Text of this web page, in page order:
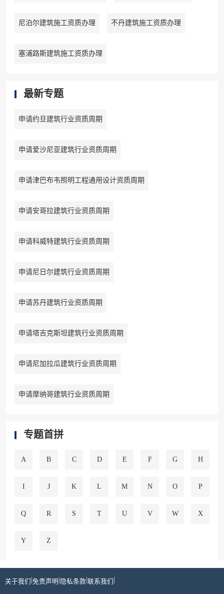
尼泊尔建筑施工资质办理 不丹建筑施工资质办理
塞浦路斯建筑施工资质办理
最新专题
申请约旦建筑行业资质周期
申请爱沙尼亚建筑行业资质周期
申请津巴布韦照明工程通用设计资质周期
申请安哥拉建筑行业资质周期
申请科威特建筑行业资质周期
申请尼日尔建筑行业资质周期
申请苏丹建筑行业资质周期
申请塔吉克斯坦建筑行业资质周期
申请尼加拉瓜建筑行业资质周期
申请摩纳哥建筑行业资质周期
专题首拼
A B C D E F G H
I J K L M N O P
Q R S T U V W X
Y Z
关于我们 免责声明 隐私条款 联系我们